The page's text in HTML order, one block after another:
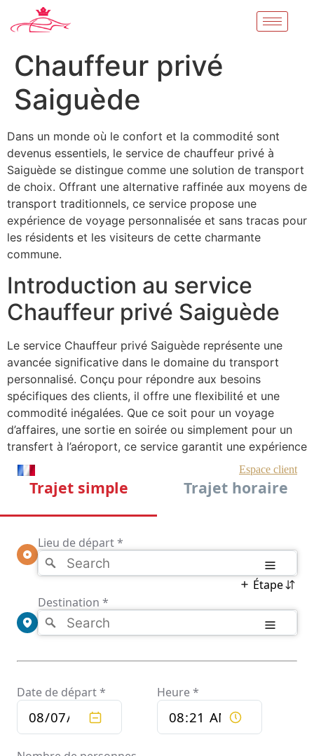
Chauffeur privé
Saiguède
Dans un monde où le confort et la commodité sont
devenus essentiels, le service de chauffeur privé à
Saiguède se distingue comme une solution de transport
de choix. Offrant une alternative raffinée aux moyens de
transport traditionnels, ce service propose une
expérience de voyage personnalisée et sans tracas pour
les résidents et les visiteurs de cette charmante
commune.
Introduction au service
Chauffeur privé Saiguède
Le service Chauffeur privé Saiguède représente une
avancée significative dans le domaine du transport
personnalisé. Conçu pour répondre aux besoins
spécifiques des clients, il offre une flexibilité et une
commodité inégalées. Que ce soit pour un voyage
d’affaires, une sortie en soirée ou simplement pour un
transfert à l’aéroport, ce service garantit une expérience
de transport fluide et agréable. Les véhicules utilisés
sont souvent de haute gamme, assurant ainsi confort et
sécurité tout au long du trajet.
distingue par le professionnalisme de ses chauffeurs.
Formés pour offrir un service de premier ordre, ces
chauffeurs sont non seulement expérimentés, mais aussi
courtois et discrets. Leur connaissance approfondie de
Saiguède et de ses environs permet aux passagers de
bénéficier d’un trajet optimisé, sans stress et ponctuel.
sur mesure, le service de chauffeur privé à Saiguède est
Les avantages du transport
personnalisé à Saiguède